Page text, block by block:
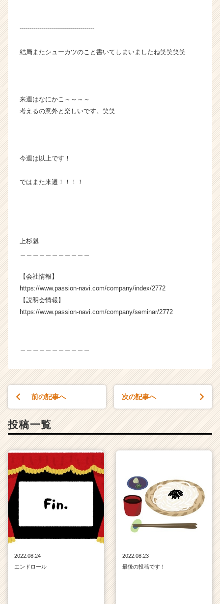
--------------------------------------
結局またシューカツのこと書いてしまいましたね笑笑笑笑
来週はなにかこ～～～～
考えるの意外と楽しいです。笑笑
今週は以上です！
ではまた来週！！！！
上杉魁
【会社情報】
https://www.passion-navi.com/company/index/2772
【説明会情報】
https://www.passion-navi.com/company/seminar/2772
前の記事へ 次の記事へ
投稿一覧
2022.08.24
エンドロール
2022.08.23
最後の投稿です！